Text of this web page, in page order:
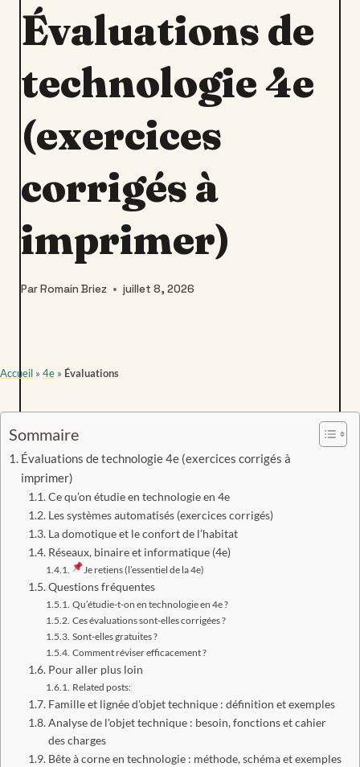
Évaluations de
technologie 4e
(exercices
corrigés à
imprimer)
ParRomain Briez juillet 8, 2026
Accueil » 4e » Évaluations
Sommaire
Évaluations de technologie 4e (exercices corrigés à
imprimer)
Ce qu’on étudie en technologie en 4e
Les systèmes automatisés (exercices corrigés)
La domotique et le confort de l’habitat
Réseaux, binaire et informatique (4e)
Je retiens (l’essentiel de la 4e)
Questions fréquentes
Qu’étudie-t-on en technologie en 4e ?
Ces évaluations sont-elles corrigées ?
Sont-elles gratuites ?
Comment réviser efficacement ?
Pour aller plus loin
Related posts:
Famille et lignée d'objet technique : définition et exemples
Analyse de l'objet technique : besoin, fonctions et cahier
des charges
Bête à corne en technologie : méthode, schéma et exemples